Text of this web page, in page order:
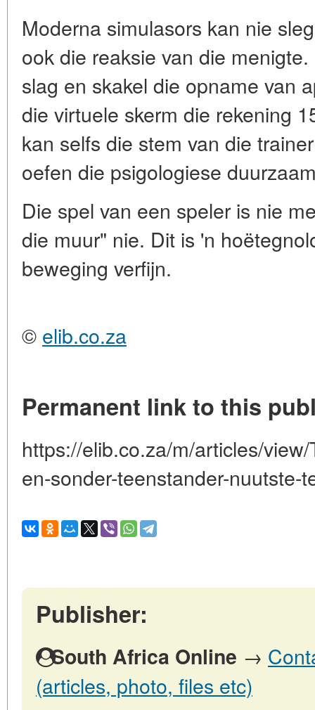
Moderna simulasors kan nie
ook die reaksie van die
slag en skakel die opname van
die virtuele skerm die rekening
kan selfs die stem van die
oefen die psigologiese
Die spel van een speler is nie
die muur" nie. Dit is 'n
beweging verfijn.
© elib.co.za
Permanent link to this
https://elib.co.za/m/articles/
en-sonder-teenstander-nuutste-
Publisher:
South Africa Online →
(articles, photo, files etc)